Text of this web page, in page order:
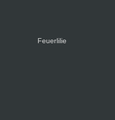
Feuerlilie